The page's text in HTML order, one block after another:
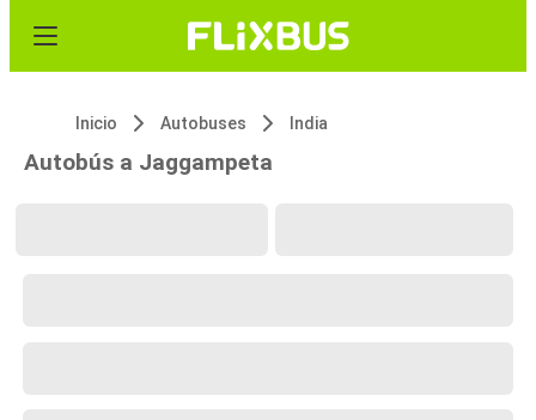
Inicio Autobuses India
Autobús a Jaggampeta